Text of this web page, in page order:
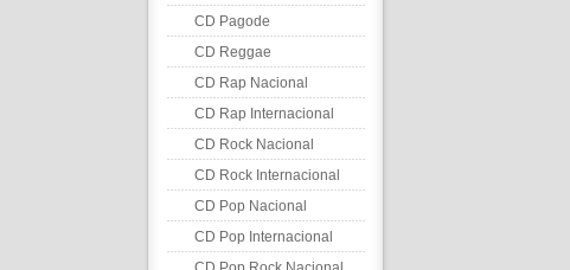
CD Pagode
CD Reggae
CD Rap Nacional
CD Rap Internacional
CD Rock Nacional
CD Rock Internacional
CD Pop Nacional
CD Pop Internacional